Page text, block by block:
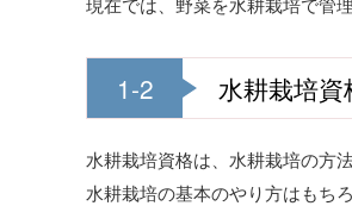
1-2 水耕栽培
水耕栽培資格は、水耕栽培の方
水耕栽培の基本のやり方はもち